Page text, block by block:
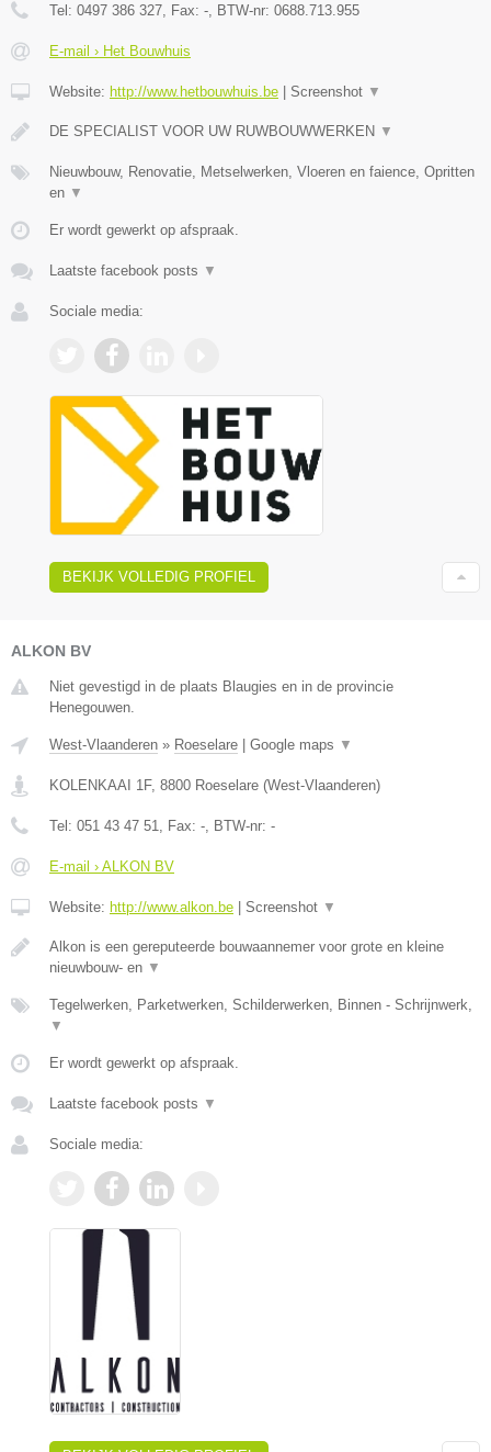
Tel: 0497 386 327 , Fax: - , BTW-nr: 0688.713.955
E-mail › Het Bouwhuis
Website: http://www.hetbouwhuis.be | Screenshot ▼
DE SPECIALIST VOOR UW RUWBOUWWERKEN ▼
Nieuwbouw, Renovatie, Metselwerken, Vloeren en faience, Opritten
en ▼
Er wordt gewerkt op afspraak.
Laatste facebook posts ▼
Sociale media:
BEKIJK VOLLEDIG PROFIEL
ALKON BV
Niet gevestigd in de plaats Blaugies en in de provincie
Henegouwen.
West-Vlaanderen » Roeselare | Google maps ▼
KOLENKAAI 1F, 8800 Roeselare (West-Vlaanderen)
Tel: 051 43 47 51 , Fax: - , BTW-nr: -
E-mail › ALKON BV
Website: http://www.alkon.be | Screenshot ▼
Alkon is een gereputeerde bouwaannemer voor grote en kleine
nieuwbouw- en ▼
Tegelwerken, Parketwerken, Schilderwerken, Binnen - Schrijnwerk,
▼
Er wordt gewerkt op afspraak.
Laatste facebook posts ▼
Sociale media: